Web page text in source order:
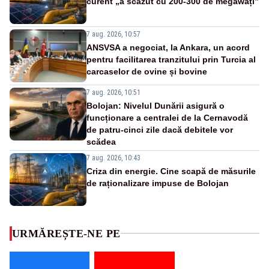
7 aug. 2026, 10:57
ANSVSA a negociat, la Ankara, un acord
pentru facilitarea tranzitului prin Turcia al
carcaselor de ovine și bovine
7 aug. 2026, 10:51
Bolojan: Nivelul Dunării asigură o
funcționare a centralei de la Cernavodă
de patru-cinci zile dacă debitele vor
scădea
7 aug. 2026, 10:43
Criza din energie. Cine scapă de măsurile
de raționalizare impuse de Bolojan
URMĂREȘTE-NE PE